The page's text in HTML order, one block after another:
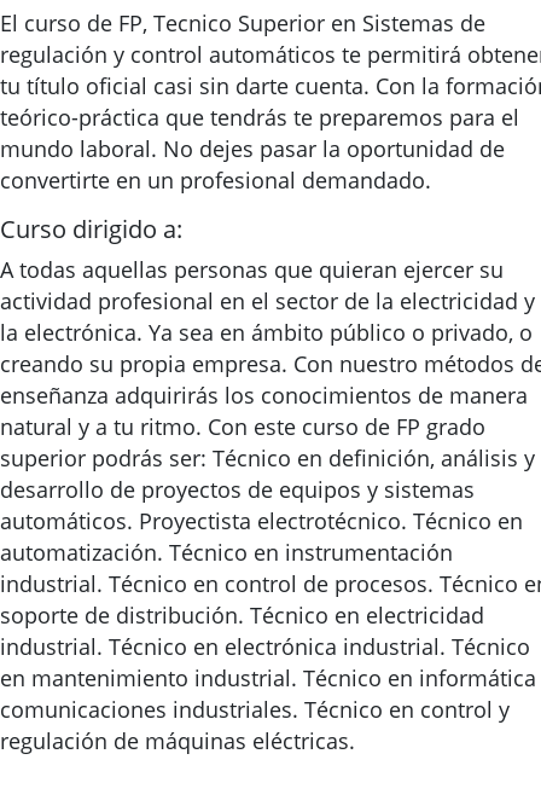
El curso de FP, Tecnico Superior en Sistemas de
regulación y control automáticos te permitirá
tu título oficial casi sin darte cuenta. Con la
teórico-práctica que tendrás te preparemos para el
mundo laboral. No dejes pasar la oportunidad de
convertirte en un profesional demandado.
Curso dirigido a:
A todas aquellas personas que quieran ejercer su
actividad profesional en el sector de la electricidad y
la electrónica. Ya sea en ámbito público o privado, o
creando su propia empresa. Con nuestro métodos
enseñanza adquirirás los conocimientos de manera
natural y a tu ritmo. Con este curso de FP grado
superior podrás ser: Técnico en definición, análisis y
desarrollo de proyectos de equipos y sistemas
automáticos. Proyectista electrotécnico. Técnico en
automatización. Técnico en instrumentación
industrial. Técnico en control de procesos. Técnico
soporte de distribución. Técnico en electricidad
industrial. Técnico en electrónica industrial. Técnico
en mantenimiento industrial. Técnico en informática
comunicaciones industriales. Técnico en control y
regulación de máquinas eléctricas.